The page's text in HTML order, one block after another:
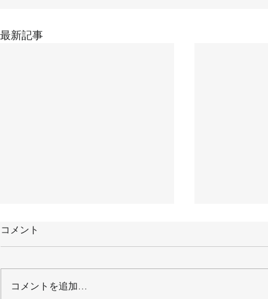
最新記事
コメント
コメントを追加…